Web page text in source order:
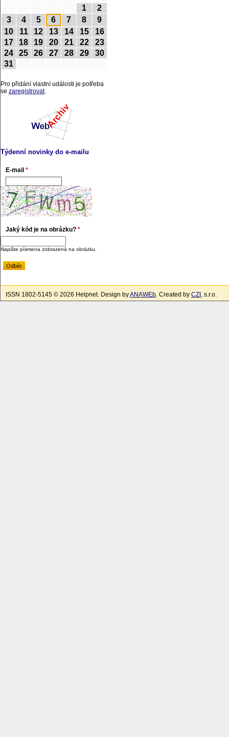
1
2
3
4 5 6 7 8
9
10
11 12 13 14 15
16
17
18 19 20 21 22
23
24
25 26 27 28 29
30
31
Pro přidání vlastní události je potřeba
se zaregistrovat.
Týdenní novinky do e-mailu
E-mail *
Jaký kód je na obrázku? *
Napište písmena zobrazená na obrázku.
ISSN 1802-5145 © 2026 Helpnet. Design byANAWEb. Created by CZI , s.r.o.